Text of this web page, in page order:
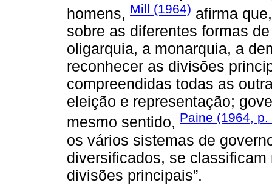
homens, Mill (1964) afirma
sobre as diferentes formas
oligarquia, a monarquia, a
reconhecer as divisões
compreendidas todas as
eleição e representação;
mesmo sentido, Paine (1964, p.
os vários sistemas de
diversificados, se
divisões principais”.